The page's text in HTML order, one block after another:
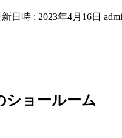
日時 : 2023年4月16日
ショールーム